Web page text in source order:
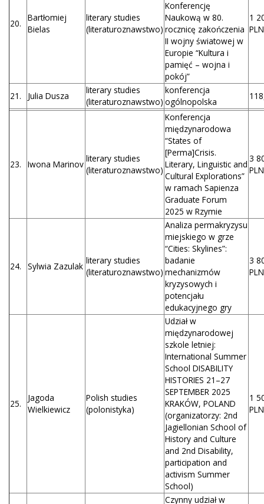
20.
Bartłomiej
Bielas
literary studies
(literaturoznawstwo)
Konferencję
Naukową w 80.
rocznicę zakończenia
II wojny światowej w
Europie “Kultura i
pamięć – wojna i
pokój”
1
PLN
21. Julia Dusza
literary studies
(literaturoznawstwo)
konferencja
ogólnopolska
23. Iwona Marinov
literary studies
(literaturoznawstwo)
Konferencja
międzynarodowa
“States of
[Perma]Crisis.
Literary, Linguistic and
Cultural Explorations”
w ramach Sapienza
Graduate Forum
2025 w Rzymie
3
PLN
24. Sylwia Zazulak
literary studies
(literaturoznawstwo)
Analiza permakryzysu
miejskiego w grze
“Cities: Skylines”:
badanie
mechanizmów
kryzysowych i
potencjału
edukacyjnego gry
3
PLN
25.
Jagoda
Wielkiewicz
Polish studies
(polonistyka)
Udział w
międzynarodowej
szkole letniej:
International Summer
School DISABILITY
HISTORIES 21–27
SEPTEMBER 2025
KRAKÓW, POLAND
(organizatorzy: 2nd
Jagiellonian School of
History and Culture
and 2nd Disability,
participation and
activism Summer
School)
1
PLN
Czynny udział w